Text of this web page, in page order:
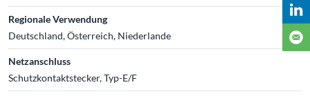
Regionale Verwendung
Deutschland, Österreich, Niederlande
Netzanschluss
Schutzkontaktstecker, Typ-E/F